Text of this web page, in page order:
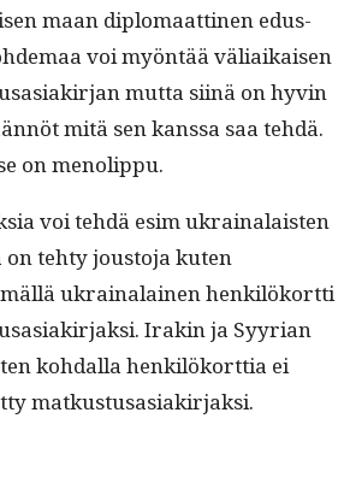
maan diplo­maat­ti­nen edus­
voi myön­tää väli­aikaisen
mut­ta siinä on hyvin
mitä sen kanssa saa tehdä.
on menolippu.
voi tehdä esim ukrainalais­ten
on tehty jous­to­ja kuten
ukrainalainen henkilöko­rt­ti
Irakin ja Syyr­i­an
kohdal­la henkilöko­rt­tia ei
matkustusasiakirjaksi.